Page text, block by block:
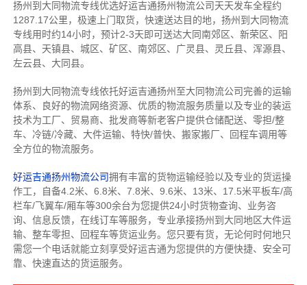
扬州到大同物流专线优选好运吉通扬州物流公司天天发车全程约
1287.17公里， 极速上门取货，快速送达目的地，扬州到大同物流
专线用时约14小时，预计2-3天即可送达大同南郊区、新荣区、阳
高县、天镇县、城区、矿区、南郊区、广灵县、灵丘县、浑源县、
左云县、大同县。
扬州到大同物流专线依托好运吉通扬州至大同物流公司完善的运输
体系、良好的物流网络资源、优质的物流服务质量以及专业的装运
技术为工厂、贸易商、批发商等新老客户提供仓储配送、零担/整
车、冷链/冷藏、大件运输、特快/普快、搬家搬厂、回程车调用等
全方位的物流服务。
好运吉通扬州物流公司拥有丰富的货物运输经验以及专业的货运操
作工，自备4.2米、6.8米、7.8米、9.6米、13米、17.5米平板车/高
栏车/飞翼车/厢车等300余台为您提供24小时货物查询、业务咨
询、信息反馈，在线订车等服务， 专业承接扬州到大同地区大件运
输、整车零担、回程车等货运业务。 您只要有货，无论何时何地只
需您一个电话就能立刻享受好运吉通为您提供的方便快捷、安全可
靠、快速直达的货运服务。